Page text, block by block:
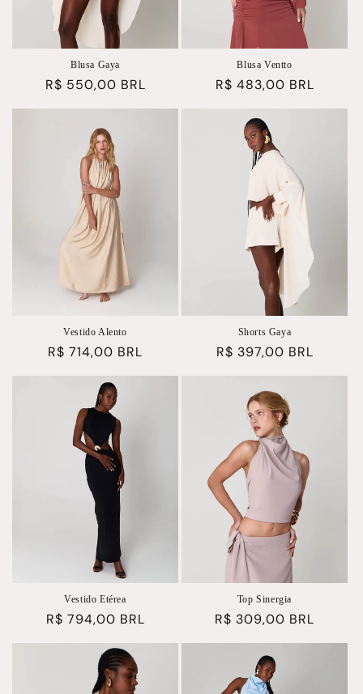
Blusa Gaya
Preço
R$ 550,00 BRL
Blusa Ventto
Preço
R$ 483,00 BRL
Vestido Alento
Preço
R$ 714,00 BRL
Shorts Gaya
Preço
R$ 397,00 BRL
Vestido Etérea
Preço
normal
R$ 794,00 BRL
Top Sinergia
Preço
normal
R$ 309,00 BRL